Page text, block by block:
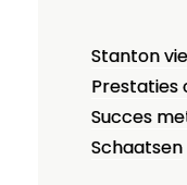
Stanton
Prestaties
Succes
Schaatsen